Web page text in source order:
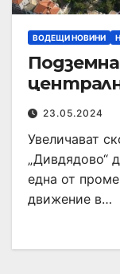
ВОДЕЩИ НОВИНИ
23.05.2024
Увеличават
„Дивдядово“
една от
движение в…